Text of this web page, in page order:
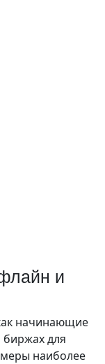
и
начинающие
для
наиболее